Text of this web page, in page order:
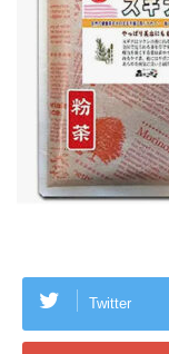
Twitter